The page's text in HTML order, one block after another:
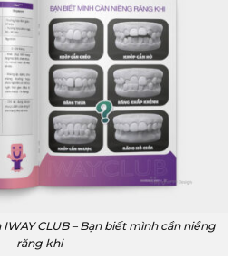
CLUB – Bạn biết mình cần niềng
răng khi